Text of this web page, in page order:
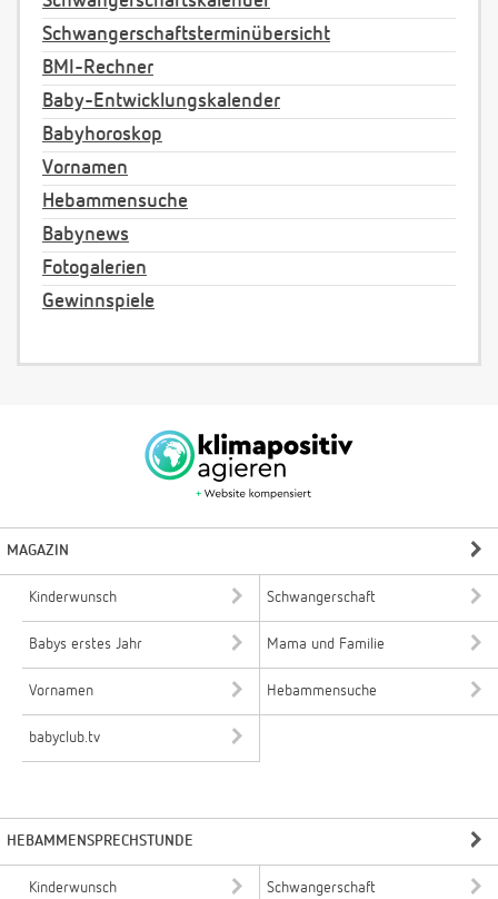
Schwangerschaftsterminübersicht
BMI-Rechner
Baby-Entwicklungskalender
Babyhoroskop
Vornamen
Hebammensuche
Babynews
Fotogalerien
Gewinnspiele
MAGAZIN
Kinderwunsch Schwangerschaft
Babys erstes Jahr Mama und Familie
Vornamen Hebammensuche
babyclub.tv
HEBAMMENSPRECHSTUNDE
Kinderwunsch Schwangerschaft